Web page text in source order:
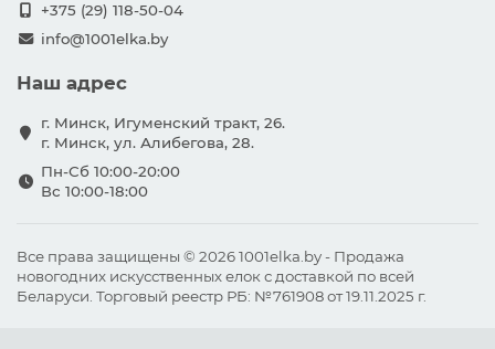
+375 (29) 118-50-04
info@1001elka.by
Наш адрес
г. Минск, Игуменский тракт, 26.
г. Минск, ул. Алибегова, 28.
Пн-Сб 10:00-20:00
Вс 10:00-18:00
Все права защищены © 2026 1001elka.by - Продажа
новогодних искусственных елок с доставкой по всей
Беларуси. Торговый реестр РБ: №761908 от 19.11.2025 г.